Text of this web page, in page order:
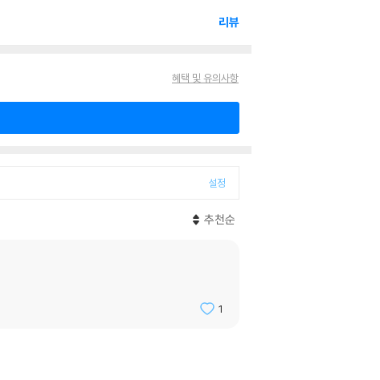
리뷰
혜택 및 유의사항
설정
추천순
1